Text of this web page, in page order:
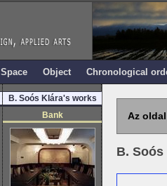
Space Object Chronological
B. Soós Klára's works
Bank
Az
B.